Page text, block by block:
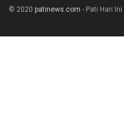
© 2020 patinews.com - Pati Hari Ini